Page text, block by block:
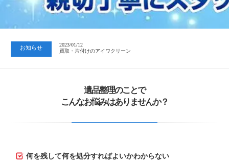
お知らせ
2023/07/24
中日新聞 岐阜版「空き家対策SOS」コーナーに掲載いただきまし…
2023/01/12
買取・片付けのアイワクリーン
遺品整理のことで
こんなお悩みはありませんか？
何を残して何を処分すればよいかわからない